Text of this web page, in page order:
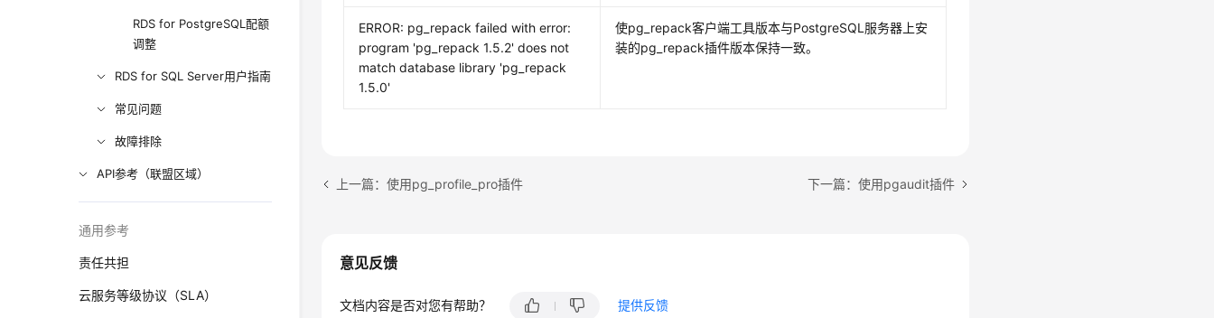
RDS for PostgreSQL配额
调整
RDS for SQL Server用户指南
常见问题
故障排除
API参考（联盟区域）
通用参考
责任共担
云服务等级协议（SLA）
ERROR: pg_repack failed with error:
program 'pg_repack 1.5.2' does not
match database library 'pg_repack
1.5.0'
使pg_repack客户端工具版本与PostgreSQL服务器上安
装的pg_repack插件版本保持一致。
上一篇：使用pg_profile_pro插件 下一篇：使用pgaudit插件
意见反馈
文档内容是否对您有帮助？ 提供反馈